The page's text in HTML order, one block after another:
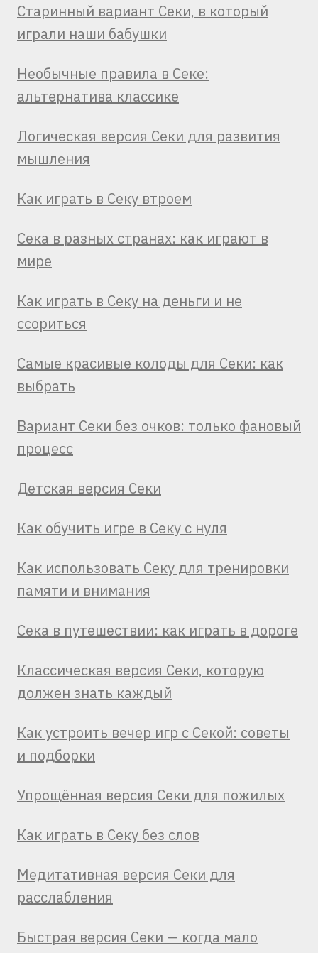
Старинный вариант Секи, в который
играли наши бабушки
Необычные правила в Секе:
альтернатива классике
Логическая версия Секи для развития
мышления
Как играть в Секу втроем
Сека в разных странах: как играют в
мире
Как играть в Секу на деньги и не
ссориться
Самые красивые колоды для Секи: как
выбрать
Вариант Секи без очков: только фановый
процесс
Детская версия Секи
Как обучить игре в Секу с нуля
Как использовать Секу для тренировки
памяти и внимания
Сека в путешествии: как играть в дороге
Классическая версия Секи, которую
должен знать каждый
Как устроить вечер игр с Секой: советы
и подборки
Упрощённая версия Секи для пожилых
Как играть в Секу без слов
Медитативная версия Секи для
расслабления
Быстрая версия Секи — когда мало